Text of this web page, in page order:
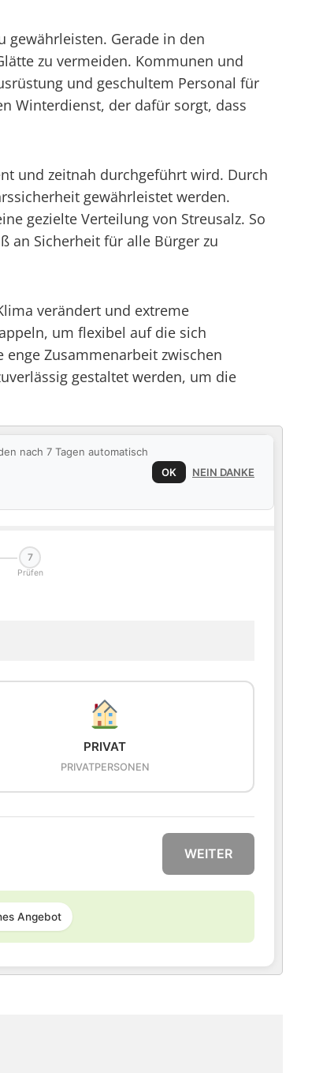
gewährleisten. Gerade in den
zu vermeiden. Kommunen und
und geschultem Personal für
Winterdienst, der dafür sorgt, dass
und zeitnah durchgeführt wird. Durch
gewährleistet werden.
gezielte Verteilung von Streusalz. So
an Sicherheit für alle Bürger zu
verändert und extreme
um flexibel auf die sich
Zusammenarbeit zwischen
gestaltet werden, um die
nach 7 Tagen automatisch
OK NEIN DANKE
7
Prüfen
PRIVAT
PRIVATPERSONEN
WEITER
Angebot